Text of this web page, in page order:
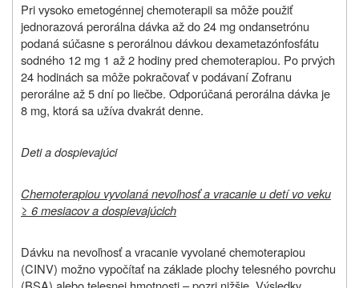
Pri vysoko emetogénnej chemoterapii sa môže použiť
jednorazová perorálna dávka až do 24 mg ondansetrónu
podaná súčasne s perorálnou dávkou dexametazónfosfátu
sodného 12 mg 1 až 2 hodiny pred chemoterapiou. Po prvých
24 hodinách sa môže pokračovať v podávaní Zofranu
perorálne až 5 dní po liečbe. Odporúčaná perorálna dávka je
8 mg, ktorá sa užíva dvakrát denne.
Deti a dospievajúci
Chemoterapiou vyvolaná nevoľnosť a vracanie u detí vo veku
≥ 6 mesiacov a dospievajúcich
Dávku na nevoľnosť a vracanie vyvolané chemoterapiou
(CINV) možno vypočítať na základe plochy telesného povrchu